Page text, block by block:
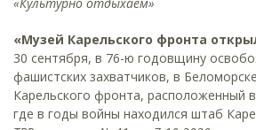
«Музей Карельского фронта
30 сентября, в 76-ю годовщину
фашистских захватчиков, в
Карельского фронта, расположенный
где в годы войны находился штаб